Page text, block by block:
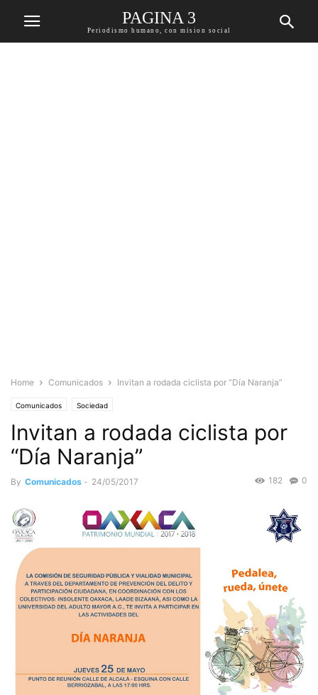
PAGINA 3
Periodismo humano, con mision social
Home Comunicados Invitan a rodada ciclista por “Día Naranja”
Comunicados Sociedad
Invitan a rodada ciclista por
“Día Naranja”
By Comunicados - 24/05/2017 0
182